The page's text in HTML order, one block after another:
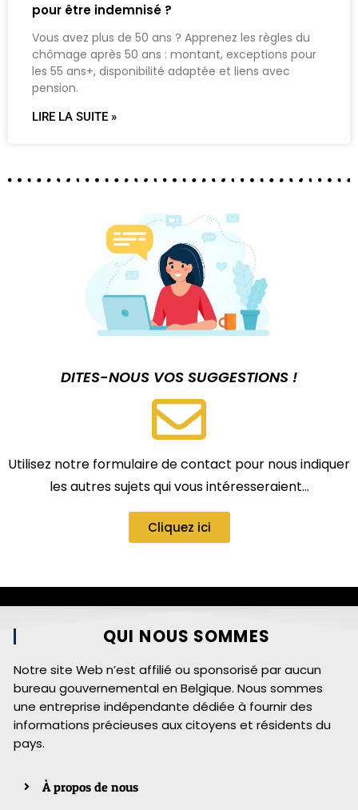
pour être indemnisé ?
Vous avez plus de 50 ans ? Apprenez les règles du
chômage après 50 ans : montant, exceptions pour
les 55 ans+, disponibilité adaptée et liens avec
pension.
LIRE LA SUITE »
DITES-NOUS VOS SUGGESTIONS !
Utilisez notre formulaire de contact pour nous indiquer
les autres sujets qui vous intéresseraient…
Cliquez ici
QUI NOUS SOMMES
Notre site Web n’est affilié ou sponsorisé par aucun
bureau gouvernemental en Belgique. Nous sommes
une entreprise indépendante dédiée à fournir des
informations précieuses aux citoyens et résidents du
pays.
À propos de nous